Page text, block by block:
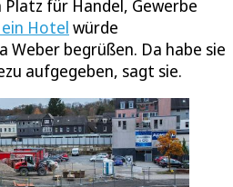
für Handel, Gewerbe
Hotel würde
Weber begrüßen. Da habe sie
aufgegeben, sagt sie.